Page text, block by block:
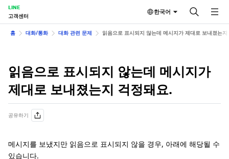
LINE
고객센터
한국어
홈 대화/통화 대화 관련 문제 읽음으로 표시되지 않는데 메시지가 제대로 보내졌는
읽음으로 표시되지 않는데 메시지가
제대로 보내졌는지 걱정돼요.
공유하기
메시지를 보냈지만 읽음으로 표시되지 않을 경우, 아래에 해당될 수
있습니다.